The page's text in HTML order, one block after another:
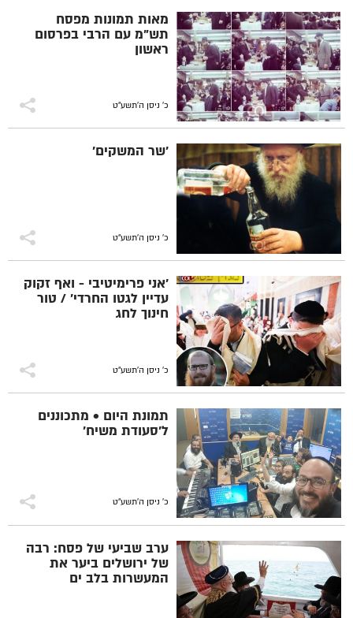
מאות תמונות מפסח
תש"מ עם הרבי בפרסום
ראשון
כ' ניסן ה׳תשע״ט
'שר המשקים'
כ' ניסן ה׳תשע״ט
'אני פרימיטיבי - ואף זקוק
עדיין לגטו החרדי' / טור
חינוך לחג
כ' ניסן ה׳תשע״ט
תמונת היום • מתכוננים
ל'סעודת משיח'
כ' ניסן ה׳תשע״ט
ערב שביעי של פסח: רבה
של ירושלים ביער את
המעשרות בלב ים